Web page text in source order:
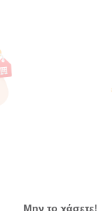
Μην το χάσετε!